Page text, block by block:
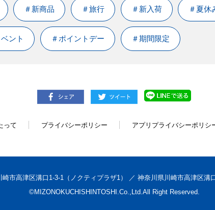
＃新商品 ＃旅行 ＃新入荷 ＃夏休
ント ＃ポイントデー ＃期間限定
って プライバシーポリシー アプリプライバシーポリシ
市高津区溝口1-3-1（ノクティプラザ1） ／ 神奈川県川崎市高津区溝
©MIZONOKUCHISHINTOSHI.Co.,Ltd.All Right Reserved.